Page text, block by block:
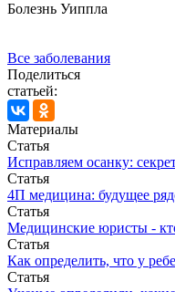
Болезнь Уиппла
Все заболевания
Поделиться
статьей:
Материалы
Статья
Исправляем осанку:
Статья
4П медицина: будущее
Статья
Медицинские юристы -
Статья
Как определить, что у
Статья